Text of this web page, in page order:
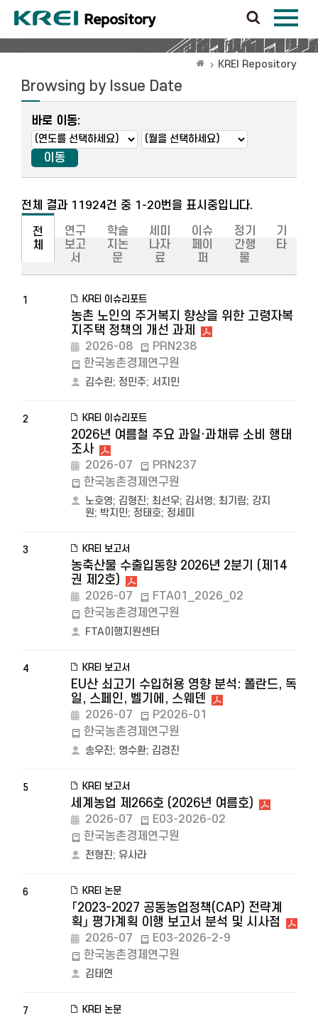
KREI Repository
Browsing by Issue Date
바로 이동:
전체 결과 11924건 중 1-20번을 표시중입니다.
전
체
연구
보고
서
학술
지논
문
세미
나자
료
이슈
페이
퍼
정기
간행
물
기
타
1 KREI 이슈리포트
농촌 노인의 주거복지 향상을 위한 고령자복
지주택 정책의 개선 과제
2026-08
PRN238
한국농촌경제연구원
김수린; 정민주; 서지민
2 KREI 이슈리포트
2026년 여름철 주요 과일·과채류 소비 행태
조사
2026-07
PRN237
한국농촌경제연구원
노호영; 김형진; 최선우; 김서영; 최기림; 강지
원; 박지민; 정태호; 정세미
3 KREI 보고서
농축산물 수출입동향 2026년 2분기 (제14
권 제2호)
2026-07
FTA01_2026_02
한국농촌경제연구원
FTA이행지원센터
4 KREI 보고서
EU산 쇠고기 수입허용 영향 분석: 폴란드, 독
일, 스페인, 벨기에, 스웨덴
2026-07
P2026-01
한국농촌경제연구원
송우진; 명수환; 김경진
5 KREI 보고서
세계농업 제266호 (2026년 여름호)
2026-07
E03-2026-02
한국농촌경제연구원
전형진; 유사라
6 KREI 논문
「2023-2027 공동농업정책(CAP) 전략계
획」 평가계획 이행 보고서 분석 및 시사점
2026-07
E03-2026-2-9
한국농촌경제연구원
김태연
7 KREI 논문